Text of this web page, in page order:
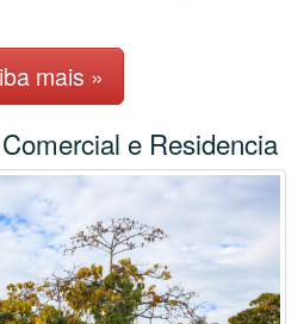
mais »
e Residencia